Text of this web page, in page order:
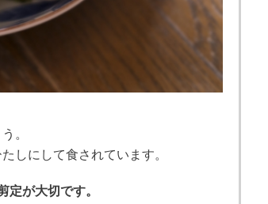
。
しにして食されています。
定が大切です。